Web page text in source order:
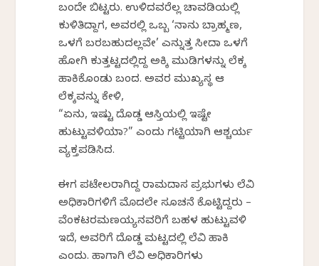
ಬಂದೇ ಬಿಟ್ಟರು. ಉಳಿದವರೆಲ್ಲ ಚಾವಡಿಯಲ್ಲಿ
ಕುಳಿತಿದ್ದಾಗ, ಅವರಲ್ಲಿ ಒಬ್ಬ ‘ನಾನು ಬ್ರಾಹ್ಮಣ,
ಒಳಗೆ ಬರಬಹುದಲ್ಲವೇ’ ಎನ್ನುತ್ತ ಸೀದಾ ಒಳಗೆ
ಹೋಗಿ ಕುತ್ತಟ್ಟದಲ್ಲಿದ್ದ ಅಕ್ಕಿ ಮುಡಿಗಳನ್ನು ಲೆಕ್ಕ
ಹಾಕಿಕೊಂಡು ಬಂದ. ಅವರ ಮುಖ್ಯಸ್ಥ ಆ
ಲೆಕ್ಕವನ್ನು ಕೇಳಿ,
“ಏನು, ಇಷ್ಟು ದೊಡ್ಡ ಆಸ್ತಿಯಲ್ಲಿ ಇಷ್ಟೇ
ಹುಟ್ಟುವಳಿಯಾ?” ಎಂದು ಗಟ್ಟಿಯಾಗಿ ಆಶ್ಚರ್ಯ
ವ್ಯಕ್ತಪಡಿಸಿದ.
ಈಗ ಪಟೇಲರಾಗಿದ್ದ ರಾಮದಾಸ ಪ್ರಭುಗಳು ಲೆವಿ
ಅಧಿಕಾರಿಗಳಿಗೆ ಮೊದಲೇ ಸೂಚನೆ ಕೊಟ್ಟಿದ್ದರು –
ವೆಂಕಟರಮಣಯ್ಯನವರಿಗೆ ಬಹಳ ಹುಟ್ಟುವಳಿ
ಇದೆ, ಅವರಿಗೆ ದೊಡ್ಡ ಮಟ್ಟದಲ್ಲಿ ಲೆವಿ ಹಾಕಿ
ಎಂದು. ಹಾಗಾಗಿ ಲೆವಿ ಅಧಿಕಾರಿಗಳು